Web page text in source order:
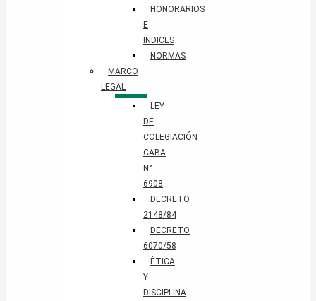
HONORARIOS
E
INDICES
NORMAS
MARCO
LEGAL
LEY
DE
COLEGIACIÓN
CABA
N°
6908
DECRETO
2148/84
DECRETO
6070/58
ÉTICA
Y
DISCIPLINA